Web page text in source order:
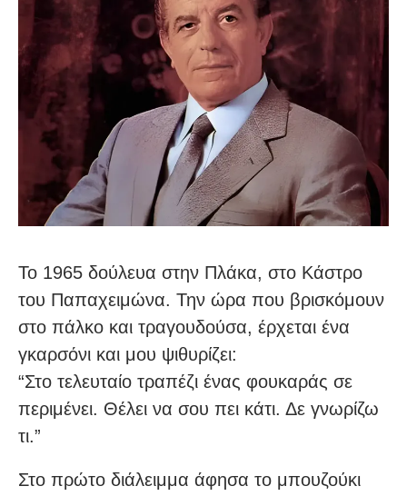
Το 1965 δούλευα στην Πλάκα, στο Κάστρο
του Παπαχειμώνα. Την ώρα που βρισκόμουν
στο πάλκο και τραγουδούσα, έρχεται ένα
γκαρσόνι και μου ψιθυρίζει:
“Στο τελευταίο τραπέζι ένας φουκαράς σε
περιμένει. Θέλει να σου πει κάτι. Δε γνωρίζω
τι.”
Στο πρώτο διάλειμμα άφησα το μπουζούκι